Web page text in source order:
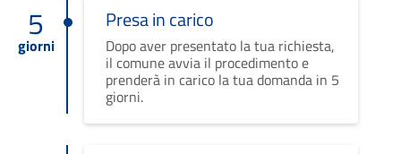
5
giorni
Presa in carico
Dopo aver presentato la tua richiesta,
il comune avvia il procedimento e
prenderà in carico la tua domanda in 5
giorni.